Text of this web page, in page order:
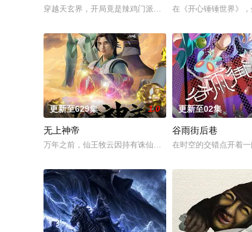
穿越天玄界，开局竟是辣鸡门派掌门人！都市氪金人重生
在《开心锤锤世界》
更新至629集 1.0
无上神帝
万年之前，仙王牧云因持有诛仙图而遭人暗算，残魂沉睡万
更新至02集
谷雨街后巷
在时空的交错点开着